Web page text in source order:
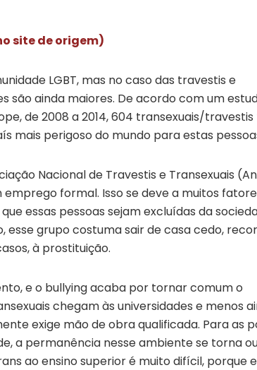
site de origem)
LGBT, mas no caso das travestis e
são ainda maiores. De acordo com um
de 2008 a 2014, 604 transexuais/
mais perigoso do mundo para estas
Nacional de Travestis e Transexuais
emprego formal. Isso se deve a muitos
essas pessoas sejam excluídas da
esse grupo costuma sair de casa cedo,
à prostituição.
e o bullying acaba por tornar comum o
chegam às universidades e menos
exige mão de obra qualificada. Para as
a permanência nesse ambiente se torna
ao ensino superior é muito difícil, porque